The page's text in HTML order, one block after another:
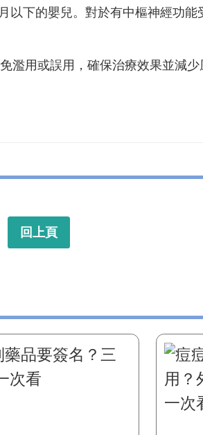
以下的嬰兒。對於有中樞神經功
濫用或誤用，確保治療效果並減
回上頁